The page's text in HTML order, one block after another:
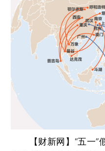
【财新网】 “五一”